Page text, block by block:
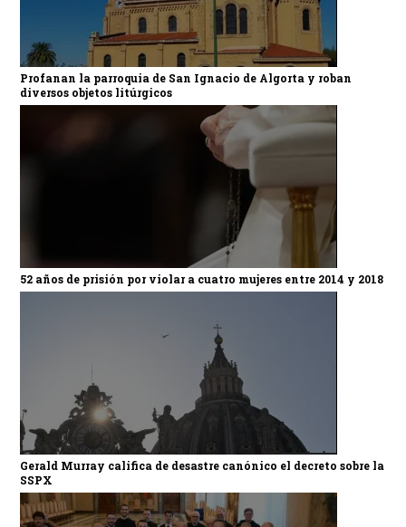
Profanan la parroquia de San Ignacio de Algorta y roban
diversos objetos litúrgicos
52 años de prisión por violar a cuatro mujeres entre 2014 y 2018
Gerald Murray califica de desastre canónico el decreto sobre la
SSPX